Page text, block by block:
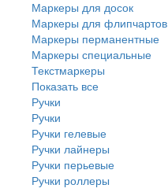
Маркеры для досок
Маркеры для флипчартов
Маркеры перманентные
Маркеры специальные
Текстмаркеры
Показать все
Ручки
Ручки
Ручки гелевые
Ручки лайнеры
Ручки перьевые
Ручки роллеры